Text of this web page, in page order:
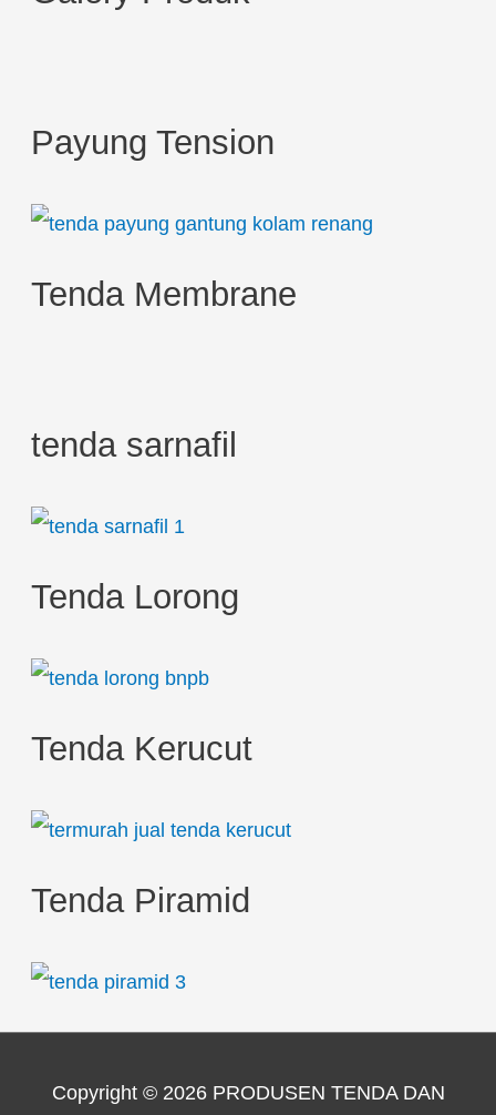
f
o
:
Payung Tension
Tenda Membrane
tenda sarnafil
Tenda Lorong
Tenda Kerucut
Tenda Piramid
Copyright © 2026 PRODUSEN TENDA DAN